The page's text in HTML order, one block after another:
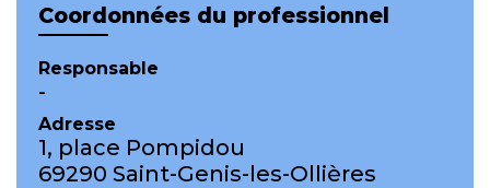
Coordonnées du professionnel
Responsable
-
Adresse
1, place Pompidou
69290 Saint-Genis-les-Ollières